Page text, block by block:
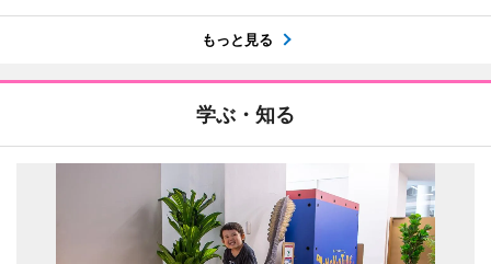
もっと見る
学ぶ・知る